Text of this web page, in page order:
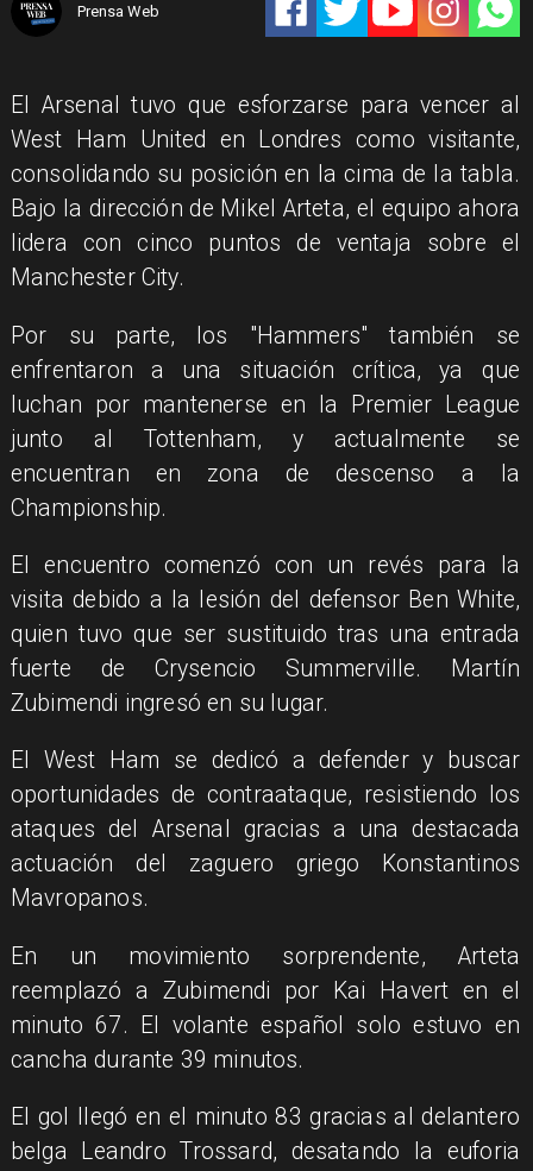
Prensa Web
El Arsenal tuvo que esforzarse para vencer al
West Ham United en Londres como visitante,
consolidando su posición en la cima de la tabla.
Bajo la dirección de Mikel Arteta, el equipo ahora
lidera con cinco puntos de ventaja sobre el
Manchester City.
Por su parte, los "Hammers" también se
enfrentaron a una situación crítica, ya que
luchan por mantenerse en la Premier League
junto al Tottenham, y actualmente se
encuentran en zona de descenso a la
Championship.
El encuentro comenzó con un revés para la
visita debido a la lesión del defensor Ben White,
quien tuvo que ser sustituido tras una entrada
fuerte de Crysencio Summerville. Martín
Zubimendi ingresó en su lugar.
El West Ham se dedicó a defender y buscar
oportunidades de contraataque, resistiendo los
ataques del Arsenal gracias a una destacada
actuación del zaguero griego Konstantinos
Mavropanos.
En un movimiento sorprendente, Arteta
reemplazó a Zubimendi por Kai Havert en el
minuto 67. El volante español solo estuvo en
cancha durante 39 minutos.
El gol llegó en el minuto 83 gracias al delantero
belga Leandro Trossard, desatando la euforia